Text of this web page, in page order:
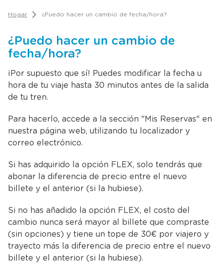
Hogar ¿Puedo hacer un cambio de fecha/hora?
¿Puedo hacer un cambio de
fecha/hora?
¡Por supuesto que sí! Puedes modificar la fecha u
hora de tu viaje hasta 30 minutos antes de la salida
de tu tren.
Para hacerlo, accede a la sección "Mis Reservas" en
nuestra página web, utilizando tu localizador y
correo electrónico.
Si has adquirido la opción FLEX, solo tendrás que
abonar la diferencia de precio entre el nuevo
billete y el anterior (si la hubiese).
Si no has añadido la opción FLEX, el costo del
cambio nunca será mayor al billete que compraste
(sin opciones) y tiene un tope de 30€ por viajero y
trayecto más la diferencia de precio entre el nuevo
billete y el anterior (si la hubiese).